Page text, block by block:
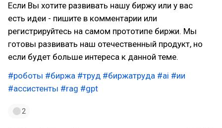
Если Вы хотите развивать нашу биржу или у вас
есть идеи - пишите в комментарии или
регистрируйтесь на самом прототипе биржи. Мы
готовы развивать наш отечественный продукт, но
если будет больше интереса к данной теме.
#роботы #биржа #труд #биржатруда #ai #ии
#ассистенты #rag #gpt
2